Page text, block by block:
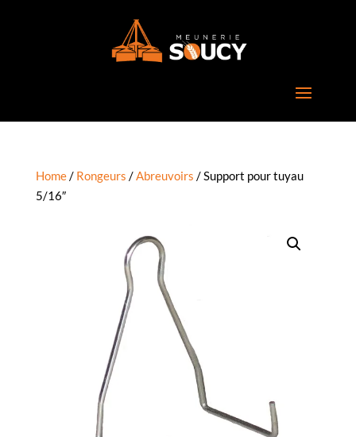
Home/ Rongeurs /Abreuvoirs / Support pour tuyau
5/16″